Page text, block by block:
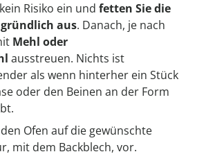
Risiko ein und fetten Sie die
aus. Danach, je nach
Mehl oder
ausstreuen. Nichts ist
als wenn hinterher ein Stück
oder den Beinen an der Form
Ofen auf die gewünschte
mit dem Backblech, vor.